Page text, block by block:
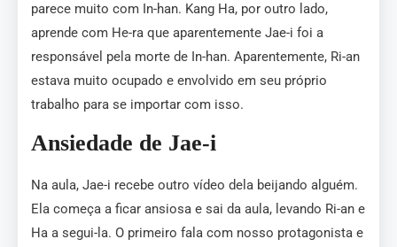
parece muito com In-han. Kang Ha, por outro lado,
aprende com He-ra que aparentemente Jae-i foi a
responsável pela morte de In-han. Aparentemente, Ri-an
estava muito ocupado e envolvido em seu próprio
trabalho para se importar com isso.
Ansiedade de Jae-i
Na aula, Jae-i recebe outro vídeo dela beijando alguém.
Ela começa a ficar ansiosa e sai da aula, levando Ri-an e
Ha a segui-la. O primeiro fala com nosso protagonista e